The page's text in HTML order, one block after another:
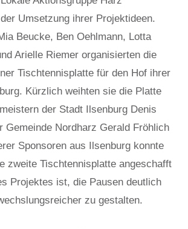
Umsetzung ihrer Projektideen.
Beucke, Ben Oehlmann, Lotta
Arielle Riemer organisierten die
Tischtennisplatte für den Hof ihrer
Kürzlich weihten sie die Platte
der Stadt Ilsenburg Denis
Gemeinde Nordharz Gerald Fröhlich
Sponsoren aus Ilsenburg konnte
zweite Tischtennisplatte angeschafft
Projektes ist, die Pausen deutlich
zu gestalten.